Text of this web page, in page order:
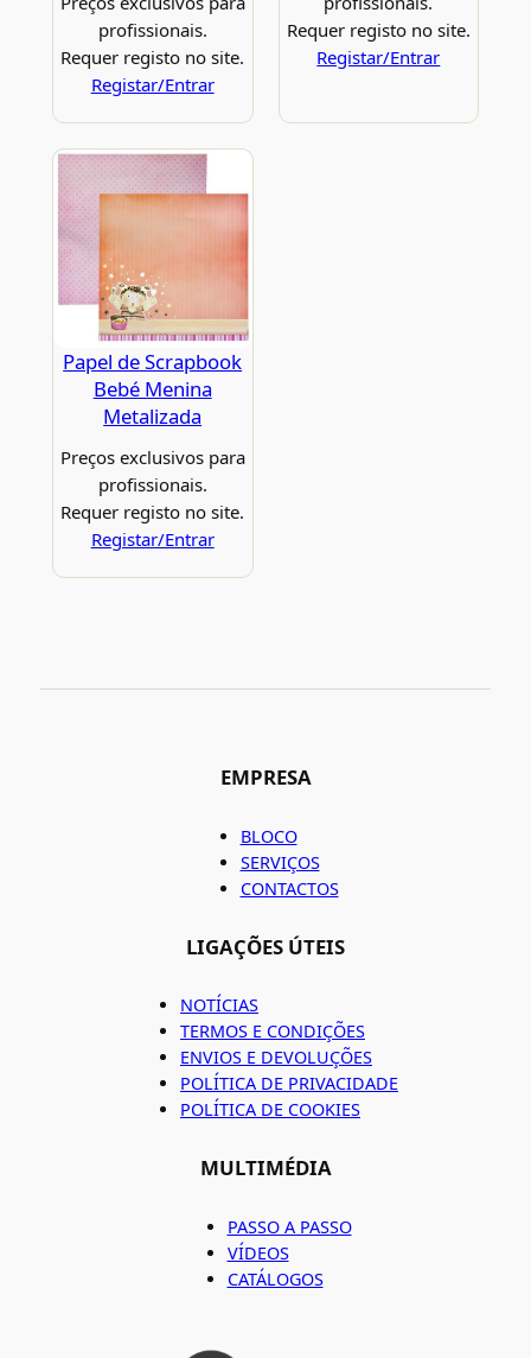
profissionais.
Requer registo no site.
Registar/Entrar
Requer registo no site.
Registar/Entrar
Papel de Scrapbook
Bebé Menina
Metalizada
Preços exclusivos para
profissionais.
Requer registo no site.
Registar/Entrar
EMPRESA
BLOCO
SERVIÇOS
CONTACTOS
LIGAÇÕES ÚTEIS
NOTÍCIAS
TERMOS E CONDIÇÕES
ENVIOS E DEVOLUÇÕES
POLÍTICA DE PRIVACIDADE
POLÍTICA DE COOKIES
MULTIMÉDIA
PASSO A PASSO
VÍDEOS
CATÁLOGOS